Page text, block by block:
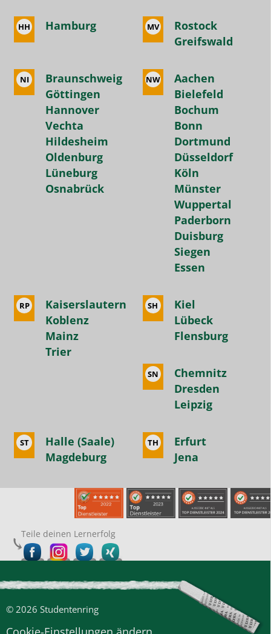
und
den
Service!
HH Hamburg MV
Rostock
Greifswald
NI
Braunschweig
Göttingen
Hannover
Vechta
Hildesheim
Oldenburg
Lüneburg
Osnabrück
NW
Aachen
Bielefeld
Bochum
Bonn
Dortmund
Düsseldorf
Köln
Münster
Wuppertal
Paderborn
Duisburg
Siegen
Essen
RP
Kaiserslautern
Koblenz
Mainz
Trier
SH
Kiel
Lübeck
Flensburg
SN
Chemnitz
Dresden
Leipzig
ST
Halle (Saale)
Magdeburg
TH
Erfurt
Jena
Teile deinen Lernerfolg
© 2026 Studentenring